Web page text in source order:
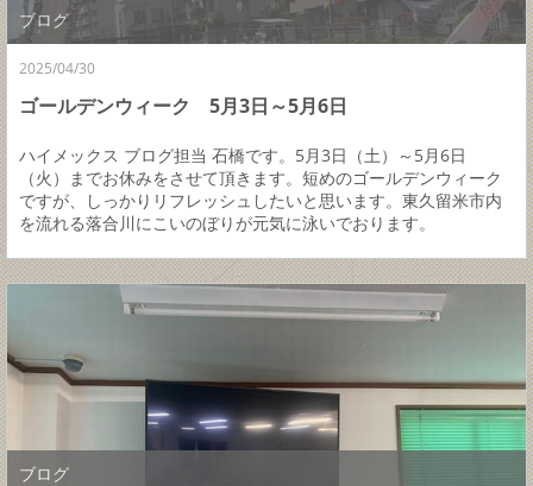
ブログ
2025/04/30
ゴールデンウィーク 5月3日～5月6日
ハイメックス ブログ担当 石橋です。5月3日（土）～5月6日
（火）までお休みをさせて頂きます。短めのゴールデンウィーク
ですが、しっかりリフレッシュしたいと思います。東久留米市内
を流れる落合川にこいのぼりが元気に泳いでおります。
ブログ